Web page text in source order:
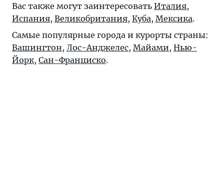
Вас также могут заинтересовать Италия,
Испания, Великобритания, Куба, Мексика.
Самые популярные города и курорты страны:
Вашингтон, Лос-Анджелес, Майами, Нью-
Йорк, Сан-Франциско.